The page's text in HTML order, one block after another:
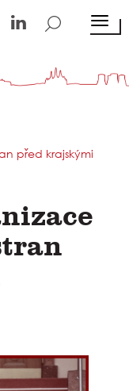
před krajskými